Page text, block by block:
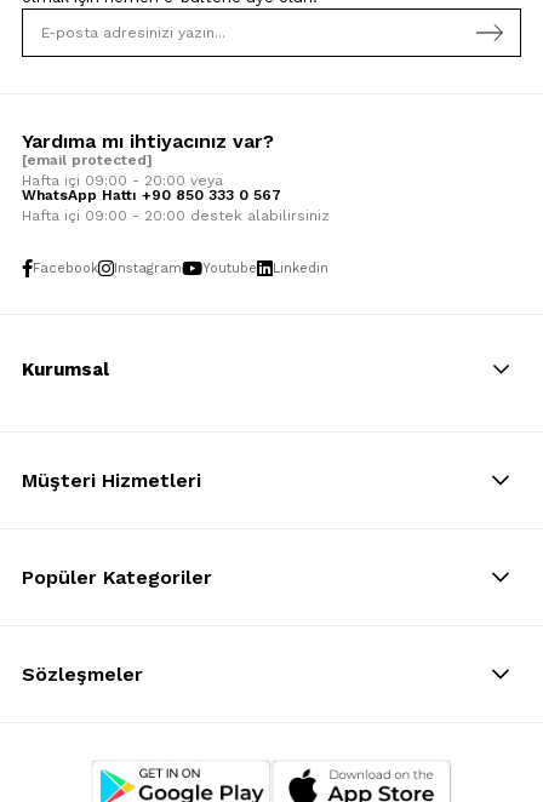
Yardıma mı ihtiyacınız var?
[email protected]
Hafta içi 09:00 - 20:00 veya
WhatsApp Hattı +90 850 333 0 567
Hafta içi 09:00 - 20:00 destek alabilirsiniz
Facebook Instagram Youtube Linkedin
Kurumsal
Müşteri Hizmetleri
Popüler Kategoriler
Sözleşmeler